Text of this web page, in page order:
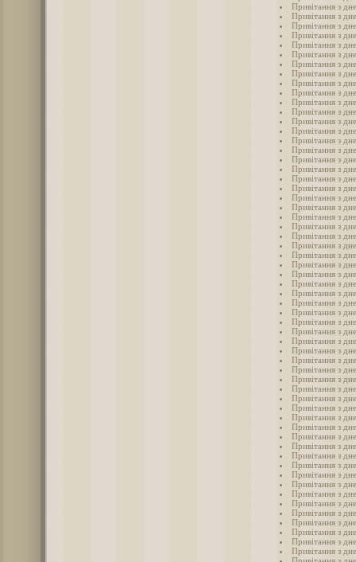
Привітання з
Привітання з
Привітання з
Привітання з
Привітання з
Привітання з
Привітання з
Привітання з
Привітання з
Привітання з
Привітання з
Привітання з
Привітання з
Привітання з
Привітання з
Привітання з
Привітання з
Привітання з
Привітання з
Привітання з
Привітання з
Привітання з
Привітання з
Привітання з
Привітання з
Привітання з
Привітання з
Привітання з
Привітання з
Привітання з
Привітання з
Привітання з
Привітання з
Привітання з
Привітання з
Привітання з
Привітання з
Привітання з
Привітання з
Привітання з
Привітання з
Привітання з
Привітання з
Привітання з
Привітання з
Привітання з
Привітання з
Привітання з
Привітання з
Привітання з
Привітання з
Привітання з
Привітання з
Привітання з
Привітання з
Привітання з
Привітання з
Привітання з